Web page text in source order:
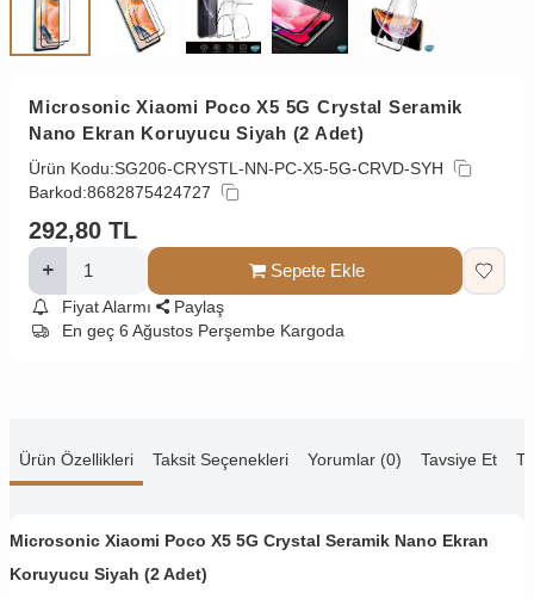
Microsonic Xiaomi Poco X5 5G Crystal Seramik
Nano Ekran Koruyucu Siyah (2 Adet)
Ürün Kodu:SG206-CRYSTL-NN-PC-X5-5G-CRVD-SYH
Barkod:8682875424727
292,80 TL
Sepete Ekle
Fiyat Alarmı
Paylaş
En geç 6 Ağustos Perşembe Kargoda
Ürün Özellikleri Taksit Seçenekleri Yorumlar (0) Tavsiye Et
Microsonic Xiaomi Poco X5 5G Crystal Seramik Nano Ekran
Koruyucu Siyah (2 Adet)